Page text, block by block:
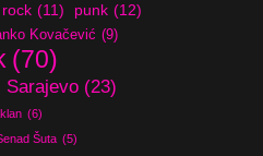
(11) punk (12)
Kovačević (9)
(70)
Sarajevo (23)
(6)
Šuta (5)